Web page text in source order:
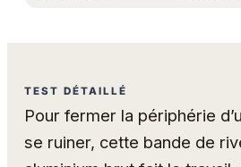
TEST DÉTAILLÉ
Pour fermer la périphérie
se ruiner, cette bande de